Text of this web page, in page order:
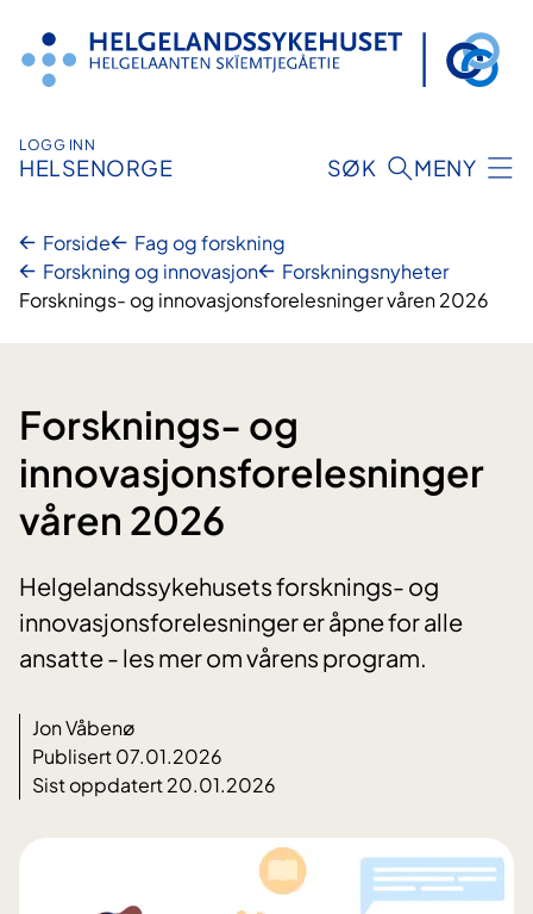
innhold
LOGG INN
HELSENORGE SØK MENY
Forside
Fag og forskning
Forskning og innovasjon
Forskningsnyheter
Forsknings- og innovasjonsforelesninger våren 2026
Forsknings- og
innovasjonsforelesninger
våren 2026
Helgelandssykehusets forsknings- og
innovasjonsforelesninger er åpne for alle
ansatte - les mer om vårens program.
Jon Våbenø
Publisert 07.01.2026
Sist oppdatert 20.01.2026